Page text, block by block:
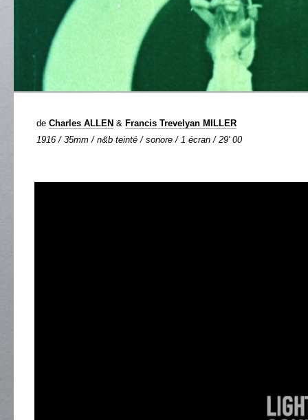
de Charles ALLEN & Francis Trevelyan MILLER
1916 / 35mm / n&b teinté / sonore / 1 écran / 29' 00